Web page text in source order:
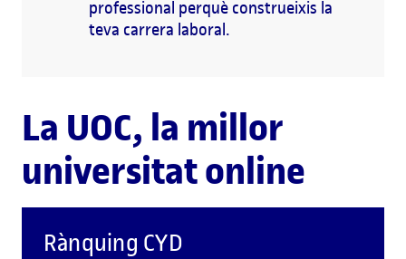
professional perquè construeixis la
teva carrera laboral.
La UOC, la millor
universitat online
Rànquing CYD